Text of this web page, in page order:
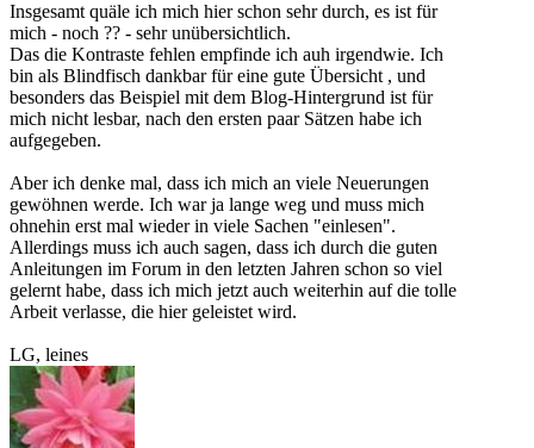
Insgesamt quäle ich mich hier schon sehr durch, es ist für
mich - noch ?? - sehr unübersichtlich.
Das die Kontraste fehlen empfinde ich auh irgendwie. Ich
bin als Blindfisch dankbar für eine gute Übersicht , und
besonders das Beispiel mit dem Blog-Hintergrund ist für
mich nicht lesbar, nach den ersten paar Sätzen habe ich
aufgegeben.
Aber ich denke mal, dass ich mich an viele Neuerungen
gewöhnen werde. Ich war ja lange weg und muss mich
ohnehin erst mal wieder in viele Sachen "einlesen".
Allerdings muss ich auch sagen, dass ich durch die guten
Anleitungen im Forum in den letzten Jahren schon so viel
gelernt habe, dass ich mich jetzt auch weiterhin auf die tolle
Arbeit verlasse, die hier geleistet wird.
LG, leines